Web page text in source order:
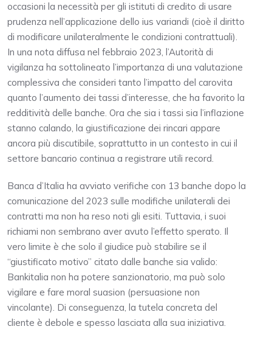
occasioni la necessità per gli istituti di credito di usare
prudenza nell’applicazione dello ius variandi (cioè il diritto
di modificare unilateralmente le condizioni contrattuali).
In una nota diffusa nel febbraio 2023, l’Autorità di
vigilanza ha sottolineato l’importanza di una valutazione
complessiva che consideri tanto l’impatto del carovita
quanto l’aumento dei tassi d’interesse, che ha favorito la
redditività delle banche. Ora che sia i tassi sia l’inflazione
stanno calando, la giustificazione dei rincari appare
ancora più discutibile, soprattutto in un contesto in cui il
settore bancario continua a registrare utili record.
Banca d’Italia ha avviato verifiche con 13 banche dopo la
comunicazione del 2023 sulle modifiche unilaterali dei
contratti ma non ha reso noti gli esiti. Tuttavia, i suoi
richiami non sembrano aver avuto l’effetto sperato. Il
vero limite è che solo il giudice può stabilire se il
“giustificato motivo” citato dalle banche sia valido:
Bankitalia non ha potere sanzionatorio, ma può solo
vigilare e fare moral suasion (persuasione non
vincolante). Di conseguenza, la tutela concreta del
cliente è debole e spesso lasciata alla sua iniziativa.